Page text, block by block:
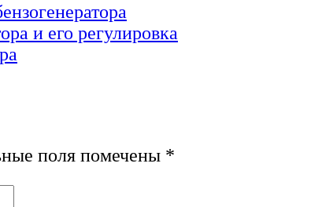
и его регулировка
поля помечены *